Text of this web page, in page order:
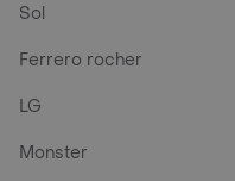
Sol
Ferrero rocher
LG
Monster